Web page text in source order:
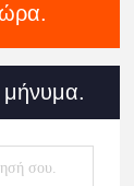
μήνυμα.